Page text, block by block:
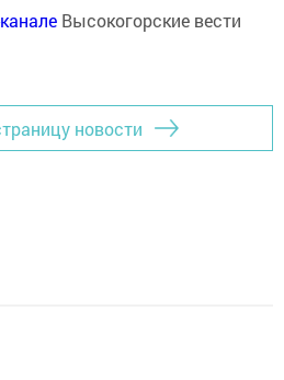
Высокогорские вести
новости